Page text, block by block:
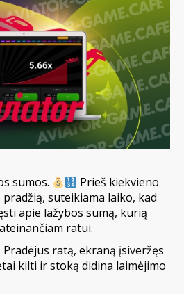
sumos.
Prieš kiekvieno
suteikiama laiko, kad
apie lažybos sumą, kurią
ratui.
Pradėjus ratą, ekraną įsiveržęs
kilti ir stoką didina laimėjimo